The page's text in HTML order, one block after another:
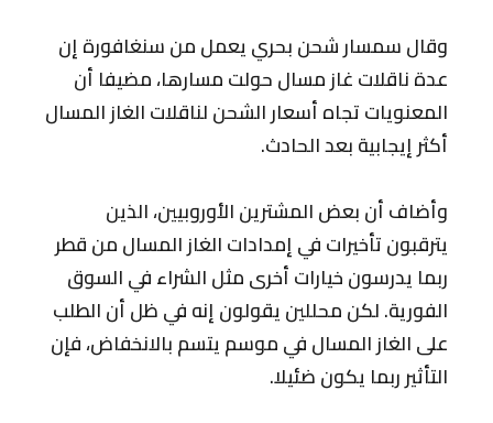
وقال سمسار شحن بحري يعمل من سنغافورة إن
عدة ناقلات غاز مسال حولت مسارها، مضيفا أن
المعنويات تجاه أسعار الشحن لناقلات الغاز المسال
أكثر إيجابية بعد الحادث.
وأضاف أن بعض المشترين الأوروبيين، الذين
يترقبون تأخيرات في إمدادات الغاز المسال من قطر
ربما يدرسون خيارات أخرى مثل الشراء في السوق
الفورية. لكن محللين يقولون إنه في ظل أن الطلب
على الغاز المسال في موسم يتسم بالانخفاض، فإن
التأثير ربما يكون ضئيلا.